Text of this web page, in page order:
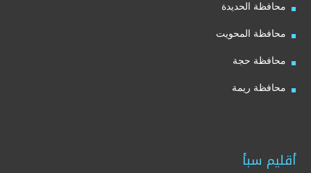
محافظة الحديدة
محافظة المحويت
محافظة حجة
محافظة ريمة
أقليم سبأ